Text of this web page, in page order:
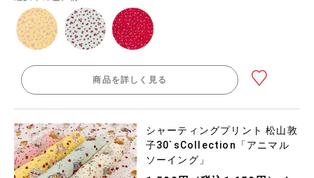
商品を詳しく見る
シャーティングプリント 松山敦
子30`sCollection「アニマル
ソーイング」